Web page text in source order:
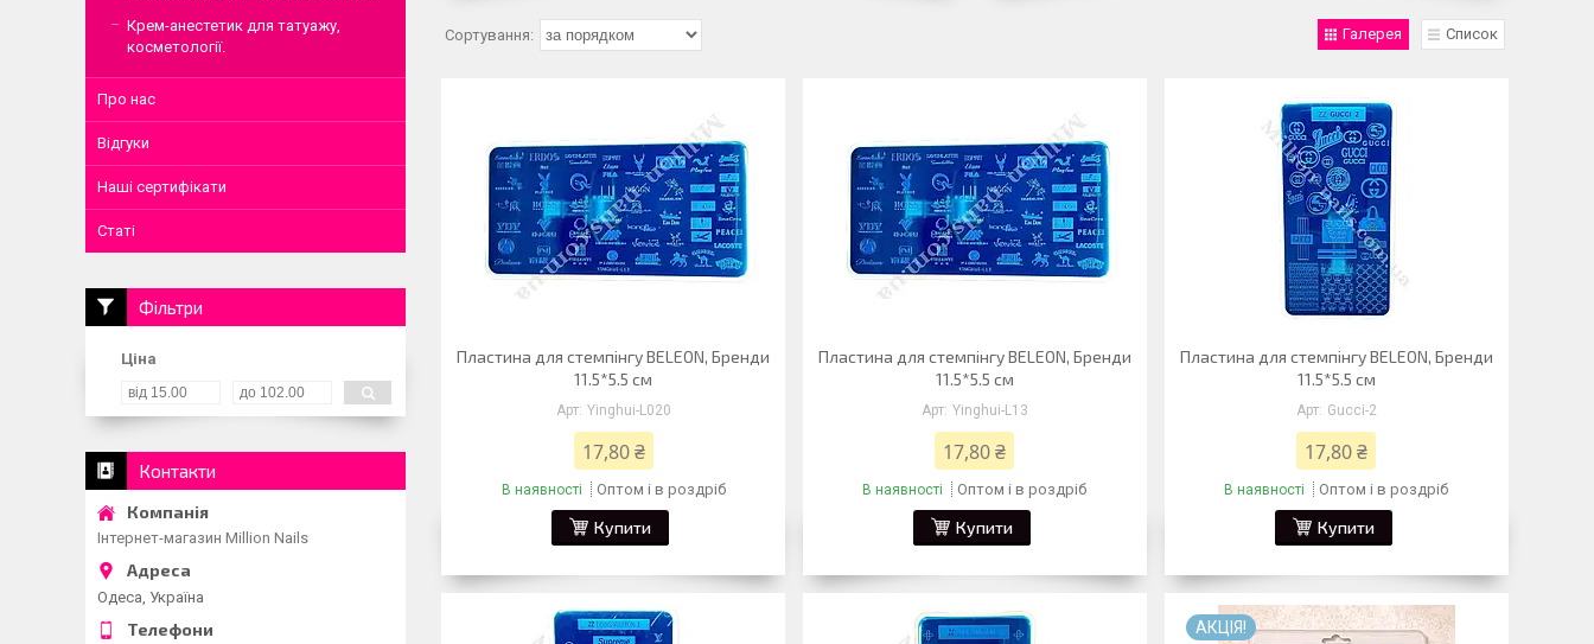
Галерея Список
Пластина для стемпінгу BELEON, Бренди
11.5*5.5 см
Yinghui-L020
17,80 ₴
В наявності Оптом і в роздріб
Купити
Пластина для стемпінгу BELEON, Бренди
11.5*5.5 см
Yinghui-L13
17,80 ₴
В наявності Оптом і в роздріб
Купити
Пластина для стемпінгу BELEON, Бренди
11.5*5.5 см
Gucci-2
17,80 ₴
В наявності Оптом і в роздріб
Купити
АКЦІЯ!
Крем-анестетик для татуажу,
косметології.
Про нас
Відгуки
Наші сертифікати
Статі
Фільтри
Ціна
Контакти
Інтернет-магазин Million Nails
Одеса, Україна